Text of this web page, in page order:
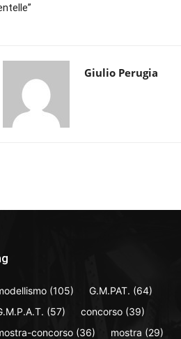
Giulio Perugia
(105) G.M.PAT. (64)
(57) concorso (39)
concorso (36) mostra (29)